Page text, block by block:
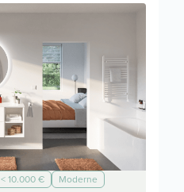
< 10.000 € Moderne